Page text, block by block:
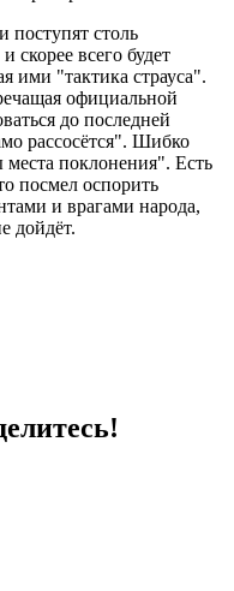
поступят столь
скорее всего будет
ими "тактика страуса".
официальной
до последней
рассосётся". Шибко
поклонения". Есть
посмел оспорить
и врагами народа,
дойдёт.